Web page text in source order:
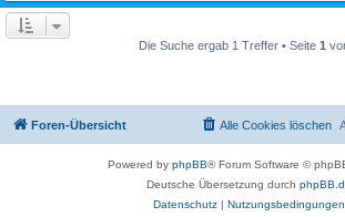
Die Suche ergab 1 Treffer • Seite 1
Foren-Übersicht Alle Cookies löschen
Powered by phpBB® Forum Software ©
Deutsche Übersetzung durch
Datenschutz| Nutzungsbedingungen